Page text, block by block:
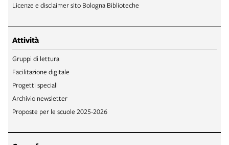
Licenze e disclaimer sito Bologna Biblioteche
Attività
Gruppi di lettura
Facilitazione digitale
Progetti speciali
Archivio newsletter
Proposte per le scuole 2025-2026